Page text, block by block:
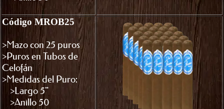
Código MROB25
>Mazo con 25 puros
>Puros en Tubos de
Celofán
>Medidas del Puro:
>Largo 5"
>Anillo 50